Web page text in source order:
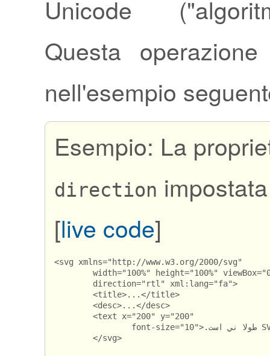
Unicode
Questa
nell'esempio
Esempio: La
direction
[live code]
<svg xmlns="http://www.w3.org/2000/svg"
		font-size="10">
	</svg>